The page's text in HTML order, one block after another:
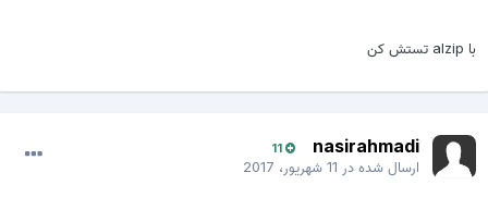
با alzip تستش کن
nasirahmadi
11
ارسال شده در11 شهریور، 2017